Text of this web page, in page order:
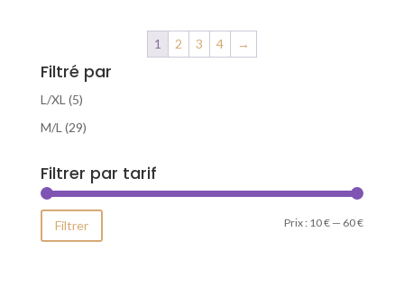
variations.
Les
page
1 2 3 4 →
Filtré par
L/XL (5)
M/L (29)
Filtrer par tarif
Prix
Prix
Filtrer Prix : 10 € — 60 €